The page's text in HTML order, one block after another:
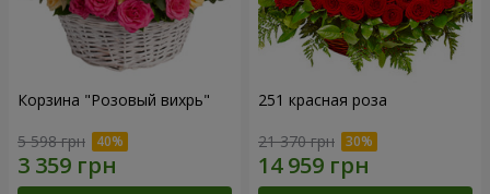
Корзина "Розовый вихрь"
5 598 грн
251 красная роза
21 370 грн